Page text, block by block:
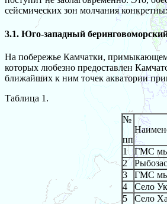
сейсмических зон молчания
3.1. Юго-западный
На побережье Камчатки, примыкающем
которых любезно предоставлен
ближайших к ним точек акватории
Таблица 1.
№
пп
1 ГМС
2
3
ГМС
4
Село
5
Село